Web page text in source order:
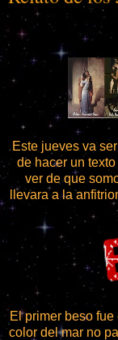
Este jueves va
de hacer un
ver de que
llevara a la
El primer beso
color del mar no